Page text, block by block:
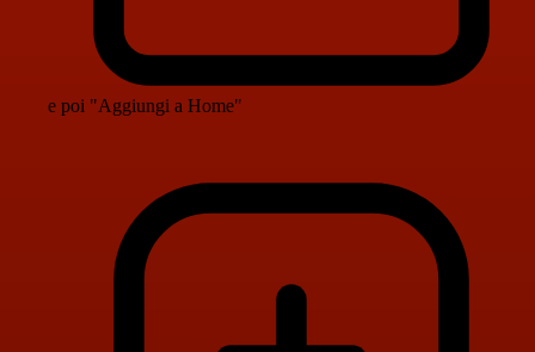
e poi "Aggiungi a Home"